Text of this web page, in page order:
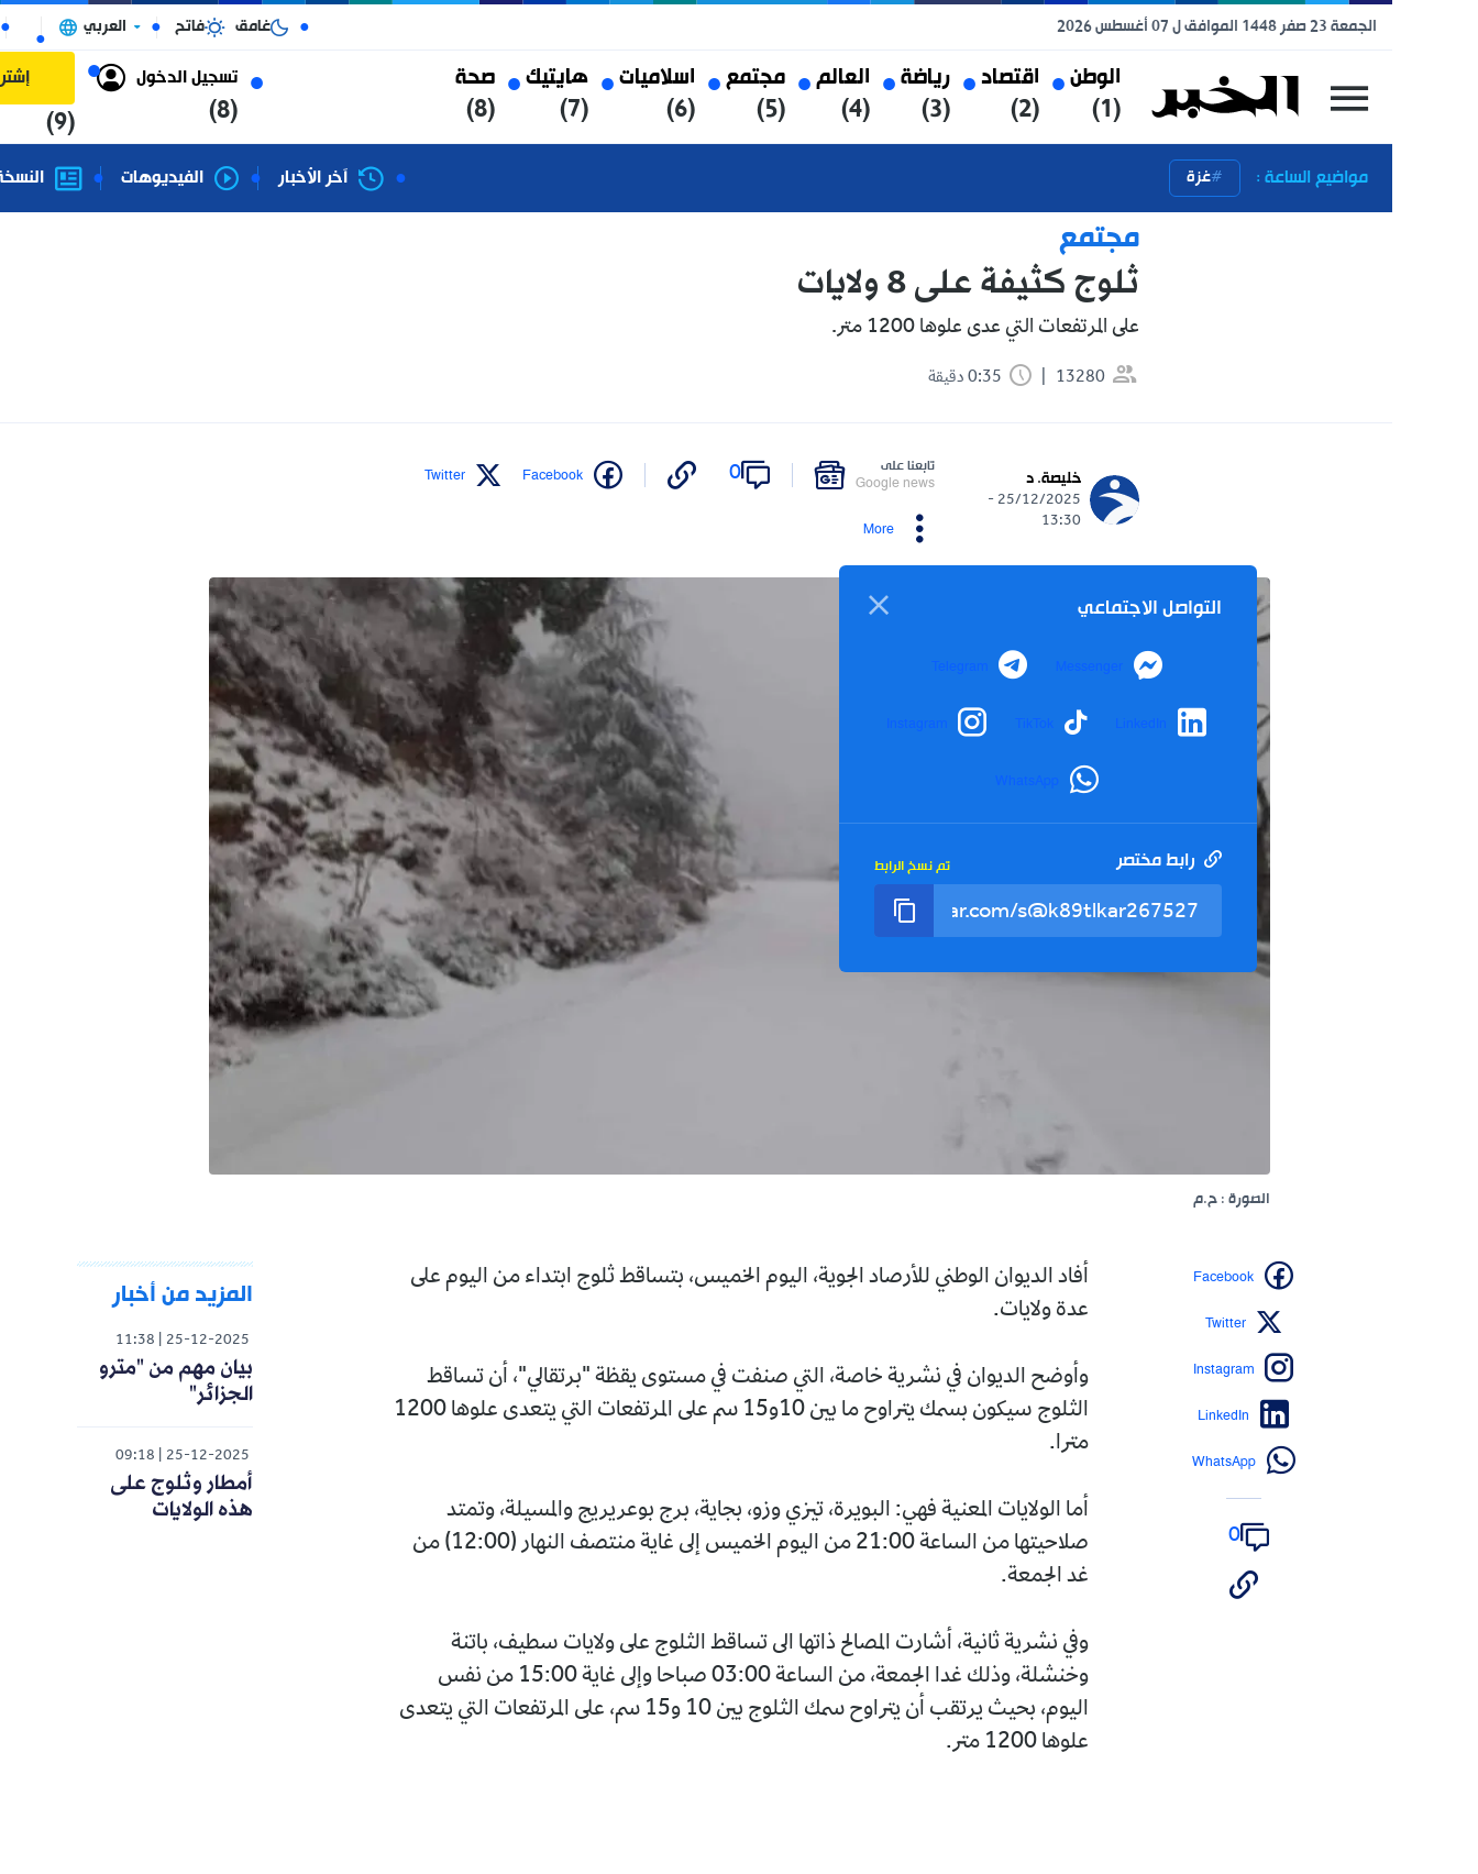
(1)
اقتصاد
(2)
رياضة
(3)
العالم
(4)
مجتمع
(5)
اسلاميات
(6)
هايتيك
(7)
صحة
(8)
تسجيل الدخول إشتراك
فاتح العربي الجزائر
مواضيع الساعة : غزة آخر الأخبار الفيديوهات النسخة الورقية
ثلوج كثيفة على 8 ولايات
على المرتفعات التي عدى علوها 1200 متر.
0:35 دقيقة
خليصة. د
25/12/2025 -
13:30
0
Facebook
Twitter
التواصل الاجتماعي
Messenger
Telegram
LinkedIn
TikTok
Instagram
WhatsApp
رابط مختصر
أفاد الديوان الوطني للأرصاد الجوية، اليوم الخميس، بتساقط ثلوج ابتداء من اليوم على
عدة ولايات.
وأوضح الديوان في نشرية خاصة، التي صنفت في مستوى يقظة "برتقالي"، أن تساقط
الثلوج سيكون بسمك يتراوح ما بين 10و15 سم على المرتفعات التي يتعدى علوها 1200
أما الولايات المعنية فهي: البويرة، تيزي وزو، بجاية، برج بوعريريج والمسيلة، وتمتد
صلاحيتها من الساعة 21:00 من اليوم الخميس إلى غاية منتصف النهار (12:00) من
غد الجمعة.
وفي نشرية ثانية، أشارت المصالح ذاتها الى تساقط الثلوج على ولايات سطيف، باتنة
وخنشلة، وذلك غدا الجمعة، من الساعة 03:00 صباحا وإلى غاية 15:00 من نفس
اليوم، بحيث يرتقب أن يتراوح سمك الثلوج بين 10 و15 سم، على المرتفعات التي يتعدى
Facebook
Instagram
LinkedIn
WhatsApp
المزيد من أخبار
11:38
بيان مهم من "مترو
09:18
أمطار وثلوج على
هذه الولايات